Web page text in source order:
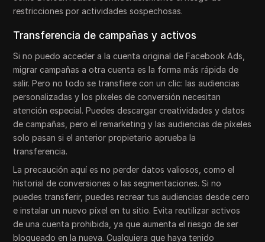
restricciones por actividades sospechosas.
Transferencia de campañas y activos
Si no puedo acceder a la cuenta original de Facebook Ads,
migrar campañas a otra cuenta es la forma más rápida de
salir. Pero no todo se transfiere con un clic: las audiencias
personalizadas y los píxeles de conversión necesitan
atención especial. Puedes descargar creatividades y datos
de campañas, pero el remarketing y las audiencias de píxeles
solo pasan si el anterior propietario aprueba la
transferencia.
La precaución aquí es no perder datos valiosos, como el
historial de conversiones o las segmentaciones. Si no
puedes transferir, puedes recrear tus audiencias desde cero
e instalar un nuevo píxel en tu sitio. Evita reutilizar activos
de una cuenta prohibida, ya que aumenta el riesgo de ser
bloqueado en la nueva. Cualquiera que haya tenido